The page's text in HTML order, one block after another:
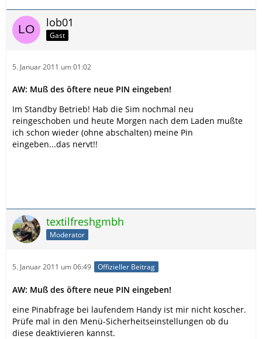
lob01
Gast
5. Januar 2011 um 01:02
AW: Muß des öftere neue PIN eingeben!
Im Standby Betrieb! Hab die Sim nochmal neu
reingeschoben und heute Morgen nach dem Laden mußte
ich schon wieder (ohne abschalten) meine Pin
eingeben...das nervt!!
textilfreshgmbh
Moderator
5. Januar 2011 um 06:49 Offizieller Beitrag
AW: Muß des öftere neue PIN eingeben!
eine Pinabfrage bei laufendem Handy ist mir nicht koscher.
Prüfe mal in den Menü-Sicherheitseinstellungen ob du
diese deaktivieren kannst.